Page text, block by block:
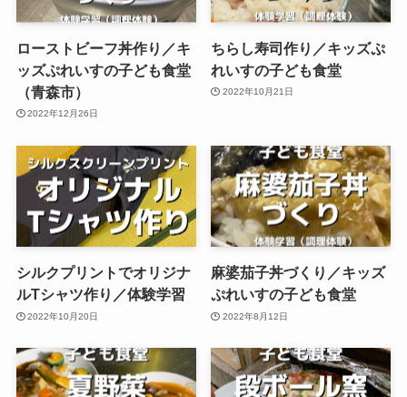
ローストビーフ丼作り／キ
ッズぷれいすの子ども食堂
（青森市）
2022年12月26日
ちらし寿司作り／キッズぷ
れいすの子ども食堂
2022年10月21日
シルクプリントでオリジナ
ルTシャツ作り／体験学習
2022年10月20日
麻婆茄子丼づくり／キッズ
ぷれいすの子ども食堂
2022年8月12日